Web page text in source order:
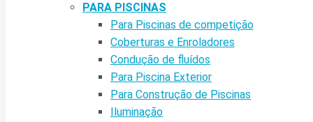
PARA PISCINAS
Para Piscinas de competição
Coberturas e Enroladores
Condução de fluídos
Para Piscina Exterior
Para Construção de Piscinas
Iluminação